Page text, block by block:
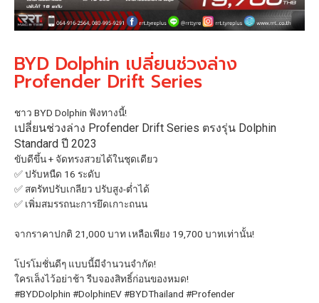
BYD Dolphin เปลี่ยนช่วงล่าง
Profender Drift Series
ชาว BYD Dolphin ฟังทางนี้!
เปลี่ยนช่วงล่าง Profender Drift Series ตรงรุ่น Dolphin
Standard ปี 2023
ขับดีขึ้น + จัดทรงสวยได้ในชุดเดียว
✅ ปรับหนืด 16 ระดับ
✅ สตรัทปรับเกลียว ปรับสูง-ต่ำได้
✅ เพิ่มสมรรถนะการยึดเกาะถนน
จากราคาปกติ 21,000 บาท เหลือเพียง 19,700 บาทเท่านั้น!
โปรโมชั่นดีๆ แบบนี้มีจำนวนจำกัด!
ใครเล็งไว้อย่าช้า รีบจองสิทธิ์ก่อนของหมด!
#BYDDolphin #DolphinEV#BYDThailand #Profender